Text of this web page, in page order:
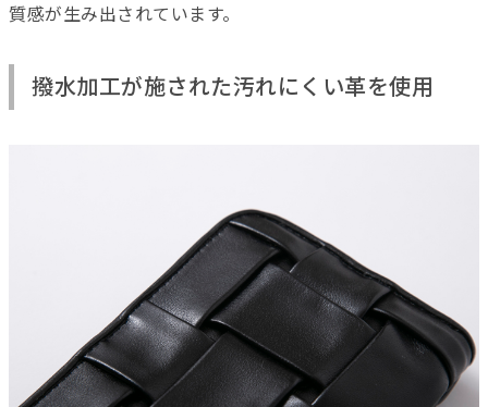
質感が生み出されています。
撥水加工が施された汚れにくい革を使用